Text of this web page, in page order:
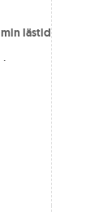
min lästid
.